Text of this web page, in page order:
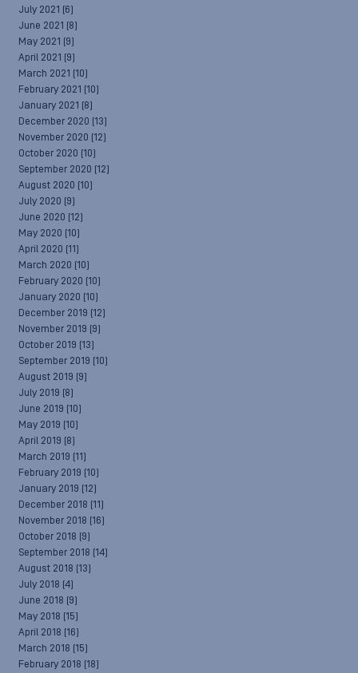
July 2021 (6)
June 2021 (8)
May 2021 (9)
April 2021 (9)
March 2021 (10)
February 2021 (10)
January 2021 (8)
December 2020 (13)
November 2020 (12)
October 2020 (10)
September 2020 (12)
August 2020 (10)
July 2020 (9)
June 2020 (12)
May 2020 (10)
April 2020 (11)
March 2020 (10)
February 2020 (10)
January 2020 (10)
December 2019 (12)
November 2019 (9)
October 2019 (13)
September 2019 (10)
August 2019 (9)
July 2019 (8)
June 2019 (10)
May 2019 (10)
April 2019 (8)
March 2019 (11)
February 2019 (10)
January 2019 (12)
December 2018 (11)
November 2018 (16)
October 2018 (9)
September 2018 (14)
August 2018 (13)
July 2018 (4)
June 2018 (9)
May 2018 (15)
April 2018 (16)
March 2018 (15)
February 2018 (18)